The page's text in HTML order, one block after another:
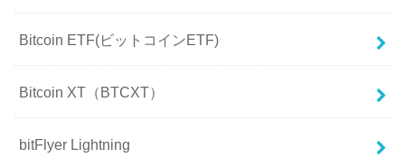
Bitcoin ETF(ビットコインETF)
Bitcoin XT（BTCXT）
bitFlyer Lightning